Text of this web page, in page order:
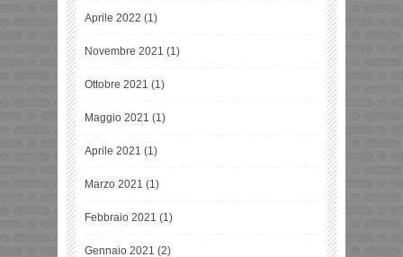
Aprile 2022 (1)
Novembre 2021 (1)
Ottobre 2021 (1)
Maggio 2021 (1)
Aprile 2021 (1)
Marzo 2021 (1)
Febbraio 2021 (1)
Gennaio 2021 (2)